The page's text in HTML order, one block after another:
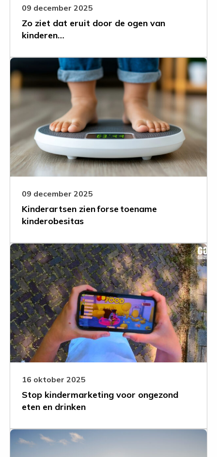
Zo ziet dat eruit door de ogen van
kinderen…
09 december 2025
kinderen…
Kinderartsen zien forse toename
kinderobesitas
09 december 2025
Leer
meer
over
zien forse toename
kinderobesitas
Stop kindermarketing voor ongezond
eten en drinken
16 oktober 2025
Leer
meer
over
Stop
kindermarketing
voor
ongezond
eten
en
drinken
Leer